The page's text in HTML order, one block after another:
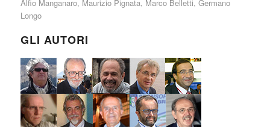
Alfio Manganaro, Maurizio Pignata, Marco Belletti, Germano
Longo
GLI AUTORI